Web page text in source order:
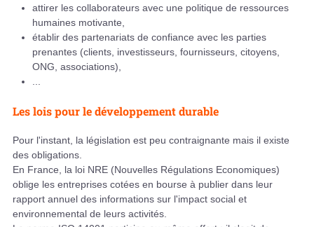
attirer les collaborateurs avec une politique de ressources
humaines motivante,
établir des partenariats de confiance avec les parties
prenantes (clients, investisseurs, fournisseurs, citoyens,
ONG, associations),
Les lois pour le développement durable
Pour l'instant, la législation est peu contraignante mais il existe
des obligations.
En France, la loi NRE (Nouvelles Régulations Economiques)
oblige les entreprises cotées en bourse à publier dans leur
rapport annuel des informations sur l'impact social et
environnemental de leurs activités.